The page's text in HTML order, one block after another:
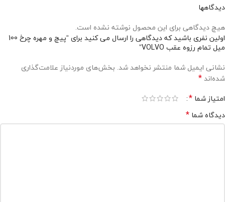
دیدگاهها
هیچ دیدگاهی برای این محصول نوشته نشده است.
اولین نفری باشید که دیدگاهی را ارسال می کنید برای “پیچ و مهره چرخ 100
میل تمام رزوه عقب VOLVO”
نشانی ایمیل شما منتشر نخواهد شد. بخش‌های موردنیاز علامت‌گذاری
شده‌اند*
امتیاز شما *
دیدگاه شما *